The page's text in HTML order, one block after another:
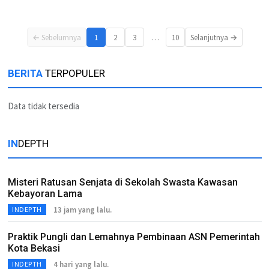
← Sebelumnya 1 2 3 … 10 Selanjutnya →
BERITA TERPOPULER
Data tidak tersedia
INDEPTH
Misteri Ratusan Senjata di Sekolah Swasta Kawasan
Kebayoran Lama
INDEPTH 13 jam yang lalu.
Praktik Pungli dan Lemahnya Pembinaan ASN Pemerintah
Kota Bekasi
INDEPTH 4 hari yang lalu.